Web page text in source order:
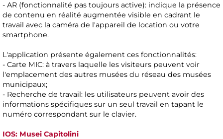
- AR (fonctionnalité pas toujours active): indique la présence
de contenu en réalité augmentée visible en cadrant le
travail avec la caméra de l'appareil de location ou votre
smartphone.
L'application présente également ces fonctionnalités:
- Carte MIC: à travers laquelle les visiteurs peuvent voir
l'emplacement des autres musées du réseau des musées
municipaux;
- Recherche de travail: les utilisateurs peuvent avoir des
informations spécifiques sur un seul travail en tapant le
numéro correspondant sur le clavier.
IOS: Musei Capitolini